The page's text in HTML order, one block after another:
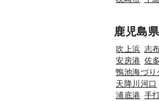
鹿児島
吹上浜 志
安房港 佐
鴨池海づり
天降川河口
浦底港 手